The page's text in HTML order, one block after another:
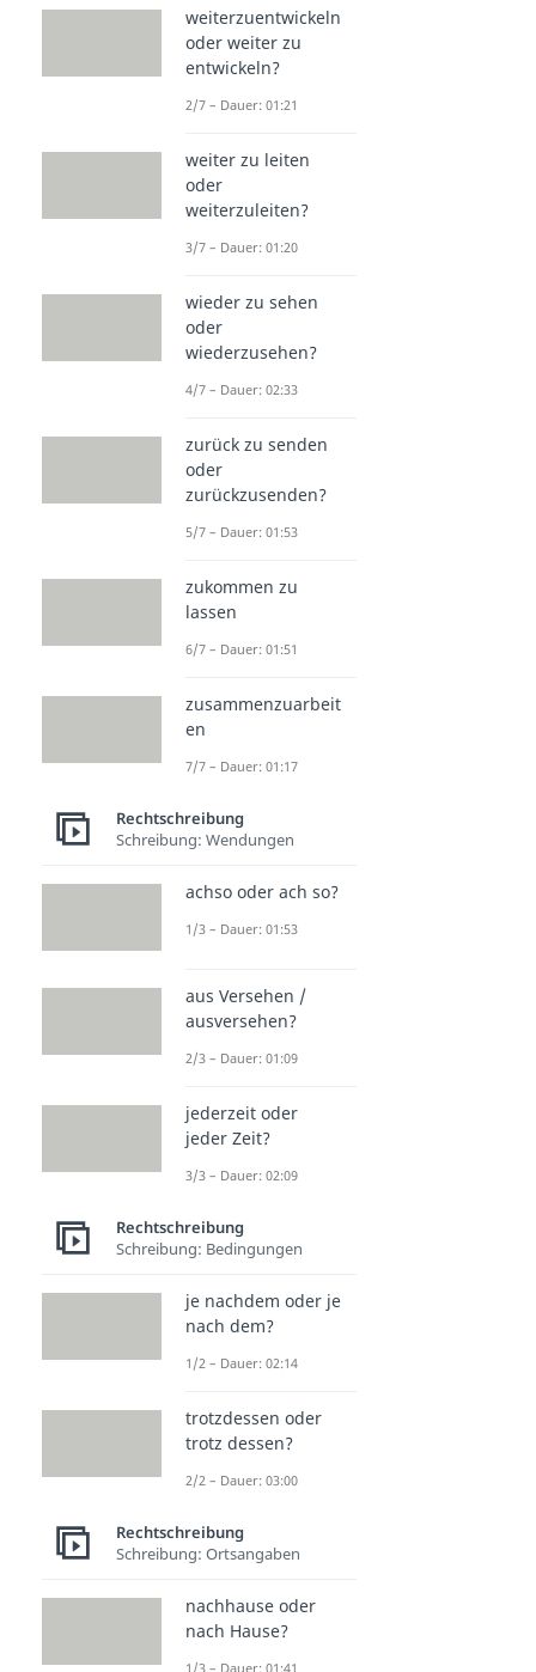
weiterzuentwickeln
oder weiter zu
entwickeln?
2/7 – Dauer: 01:21
weiter zu leiten
oder
weiterzuleiten?
3/7 – Dauer: 01:20
wieder zu sehen
oder
wiederzusehen?
4/7 – Dauer: 02:33
zurück zu senden
oder
zurückzusenden?
5/7 – Dauer: 01:53
zukommen zu
lassen
6/7 – Dauer: 01:51
zusammenzuarbeit
en
7/7 – Dauer: 01:17
Rechtschreibung
Schreibung: Wendungen
achso oder ach so?
1/3 – Dauer: 01:53
aus Versehen /
ausversehen?
2/3 – Dauer: 01:09
jederzeit oder
jeder Zeit?
3/3 – Dauer: 02:09
Rechtschreibung
Schreibung: Bedingungen
je nachdem oder je
nach dem?
1/2 – Dauer: 02:14
trotzdessen oder
trotz dessen?
2/2 – Dauer: 03:00
Rechtschreibung
Schreibung: Ortsangaben
nachhause oder
nach Hause?
1/3 – Dauer: 01:41